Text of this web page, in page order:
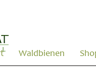
Waldbienen